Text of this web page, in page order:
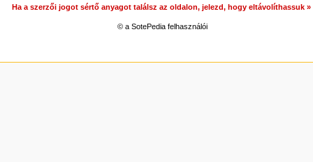
Ha a szerzői jogot sértő anyagot találsz az oldalon, jelezd, hogy eltávolíthassuk »
© a SotePedia felhasználói